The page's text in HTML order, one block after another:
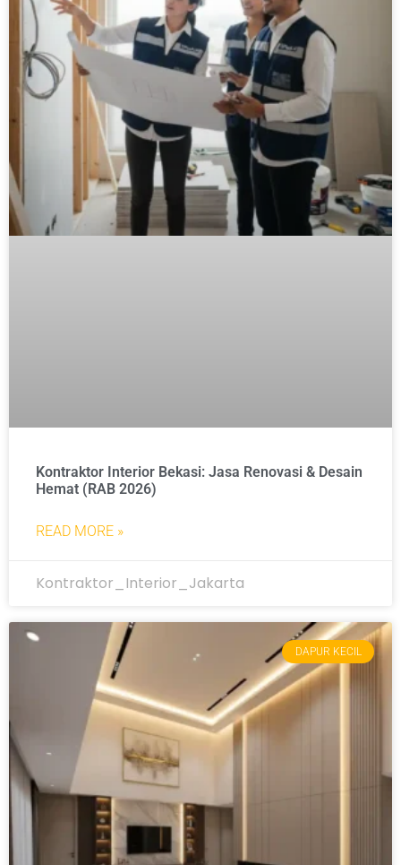
Kontraktor Interior Bekasi: Jasa Renovasi & Desain
Hemat (RAB 2026)
READ MORE »
Kontraktor_Interior_Jakarta
DAPUR KECIL